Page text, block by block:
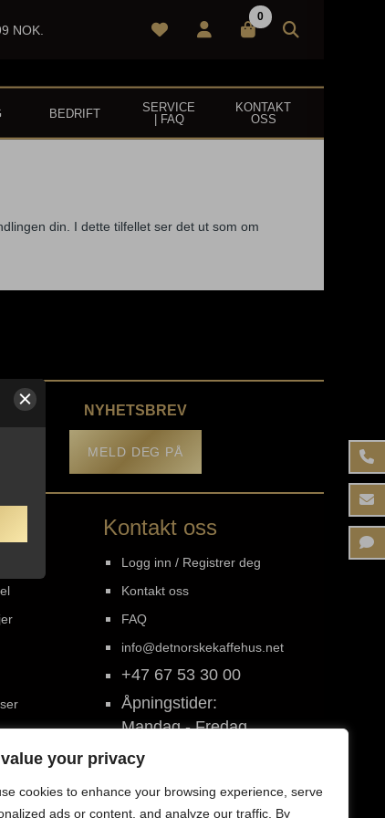
your privacy
cookies to enhance your browsing experience, serve
ads or content, and analyze our traffic. By
NOK.
0
BEDRIFT
SERVICE
| FAQ
KONTAKT
OSS
din. I dette tilfellet ser det ut som om
NYHETSBREV
MELD DEG PÅ
Kontakt oss
Logg inn / Registrer deg
Kontakt oss
FAQ
info@detnorskekaffehus.net
+47 67 53 30 00
Åpningstider:
Mandag - Fredag
kl. 08-16